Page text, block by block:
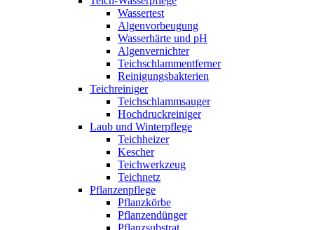
Wassertest
Algenvorbeugung
Wasserhärte und pH
Algenvernichter
Teichschlammentferner
Reinigungsbakterien
Teichreiniger
Teichschlammsauger
Hochdruckreiniger
Laub und Winterpflege
Teichheizer
Kescher
Teichwerkzeug
Teichnetz
Pflanzenpflege
Pflanzkörbe
Pflanzendünger
Pflanzsubstrat